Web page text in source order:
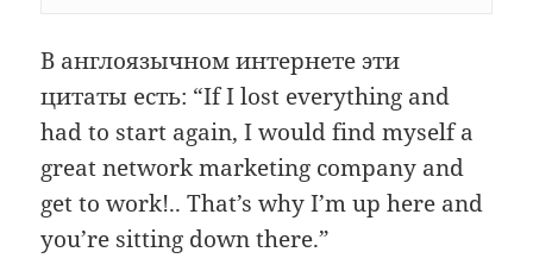
В англоязычном интернете эти
цитаты есть: “If I lost everything and
had to start again, I would find myself a
great network marketing company and
get to work!.. That’s why I’m up here and
you’re sitting down there.”